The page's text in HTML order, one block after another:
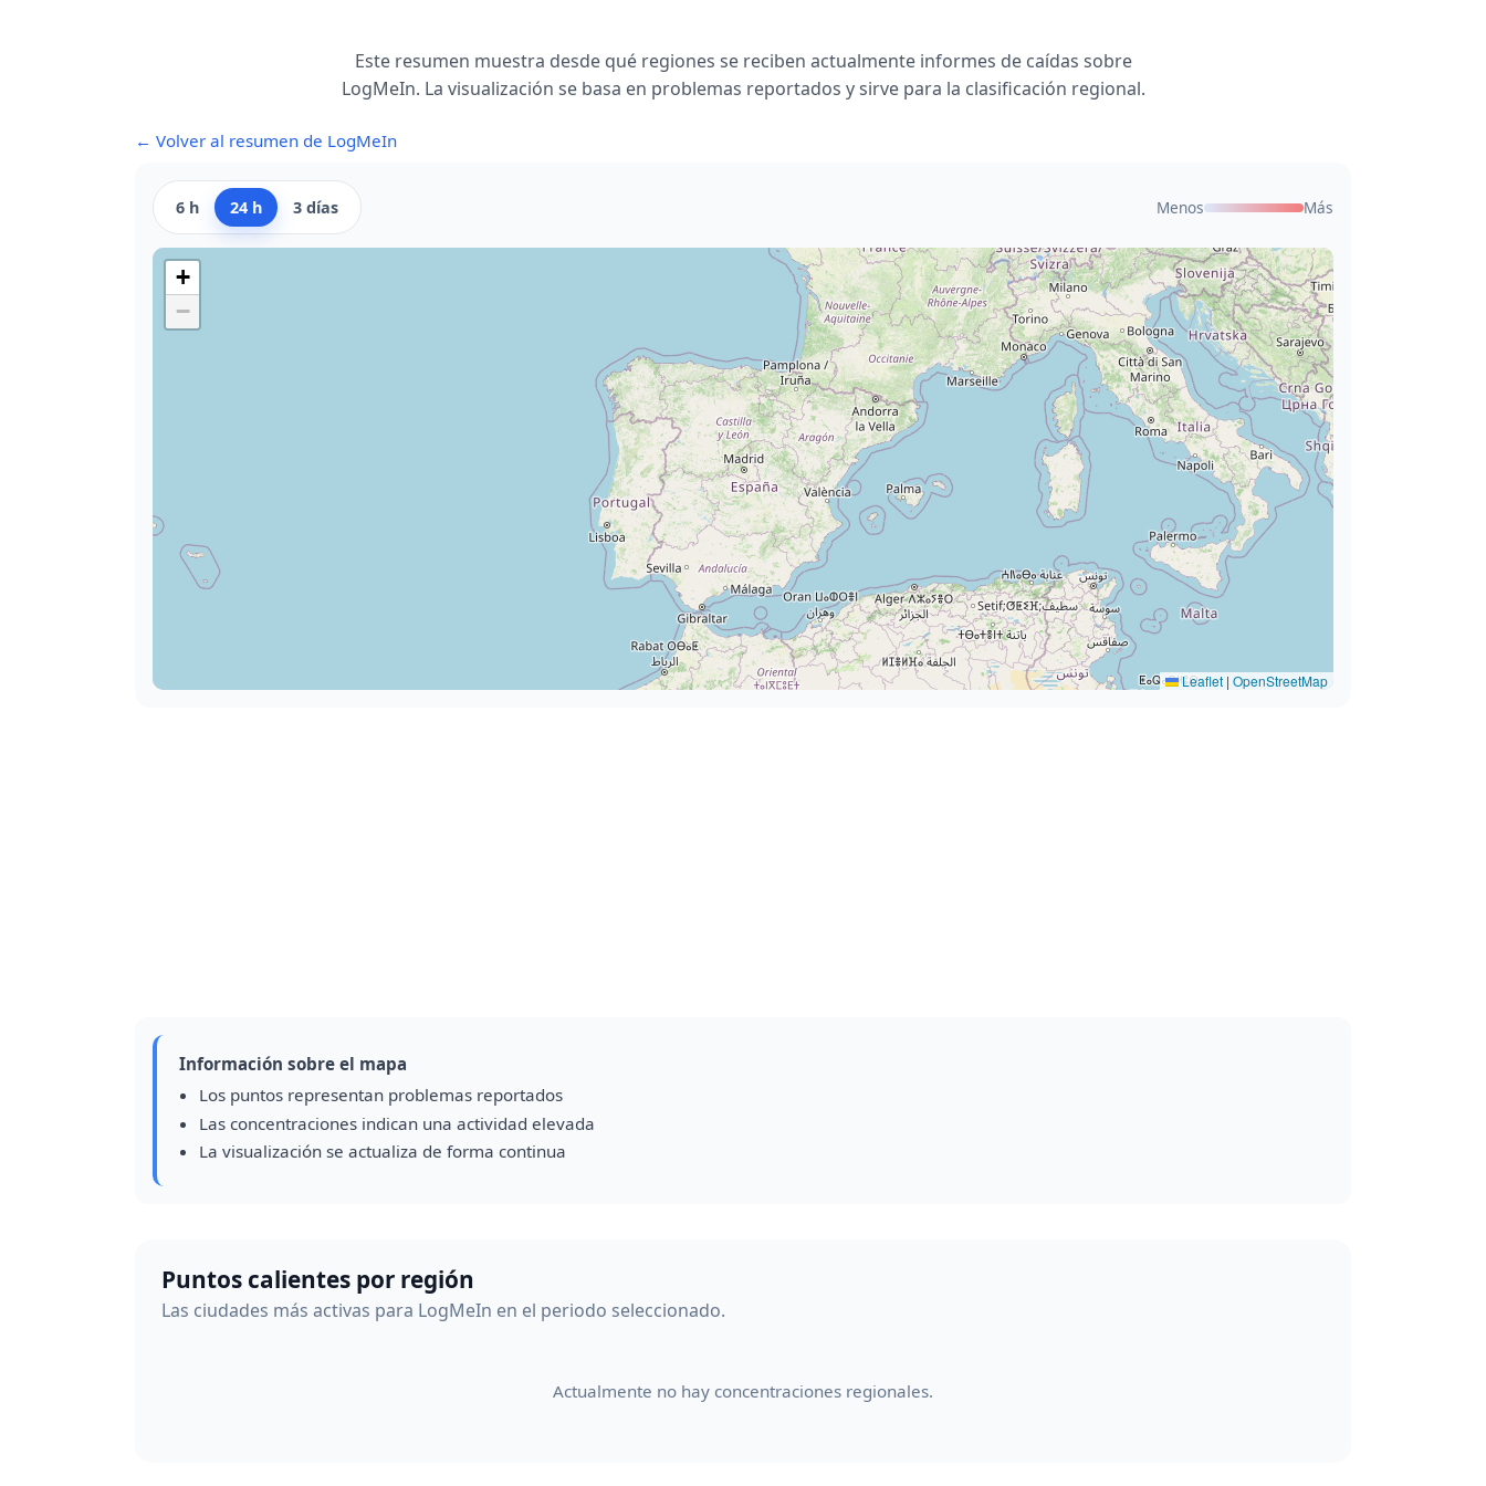
Este resumen muestra desde qué regiones se reciben actualmente informes de caídas sobre
LogMeIn. La visualización se basa en problemas reportados y sirve para la clasificación regional.
← Volver al resumen de LogMeIn
6 h 24 h 3 días Menos Más
+
−
Leaflet | OpenStreetMap
Información sobre el mapa
Los puntos representan problemas reportados
Las concentraciones indican una actividad elevada
La visualización se actualiza de forma continua
Puntos calientes por región
Las ciudades más activas para LogMeIn en el periodo seleccionado.
Actualmente no hay concentraciones regionales.